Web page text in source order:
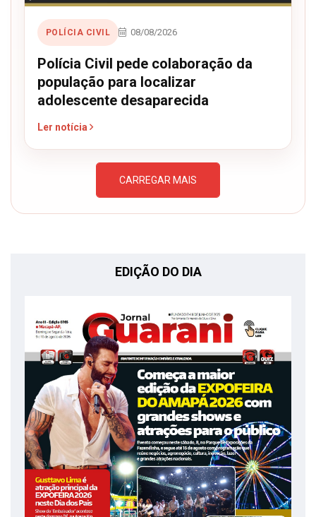
POLÍCIA CIVIL 08/08/2026
Polícia Civil pede colaboração da
população para localizar
adolescente desaparecida
Ler notícia
CARREGAR MAIS
EDIÇÃO DO DIA